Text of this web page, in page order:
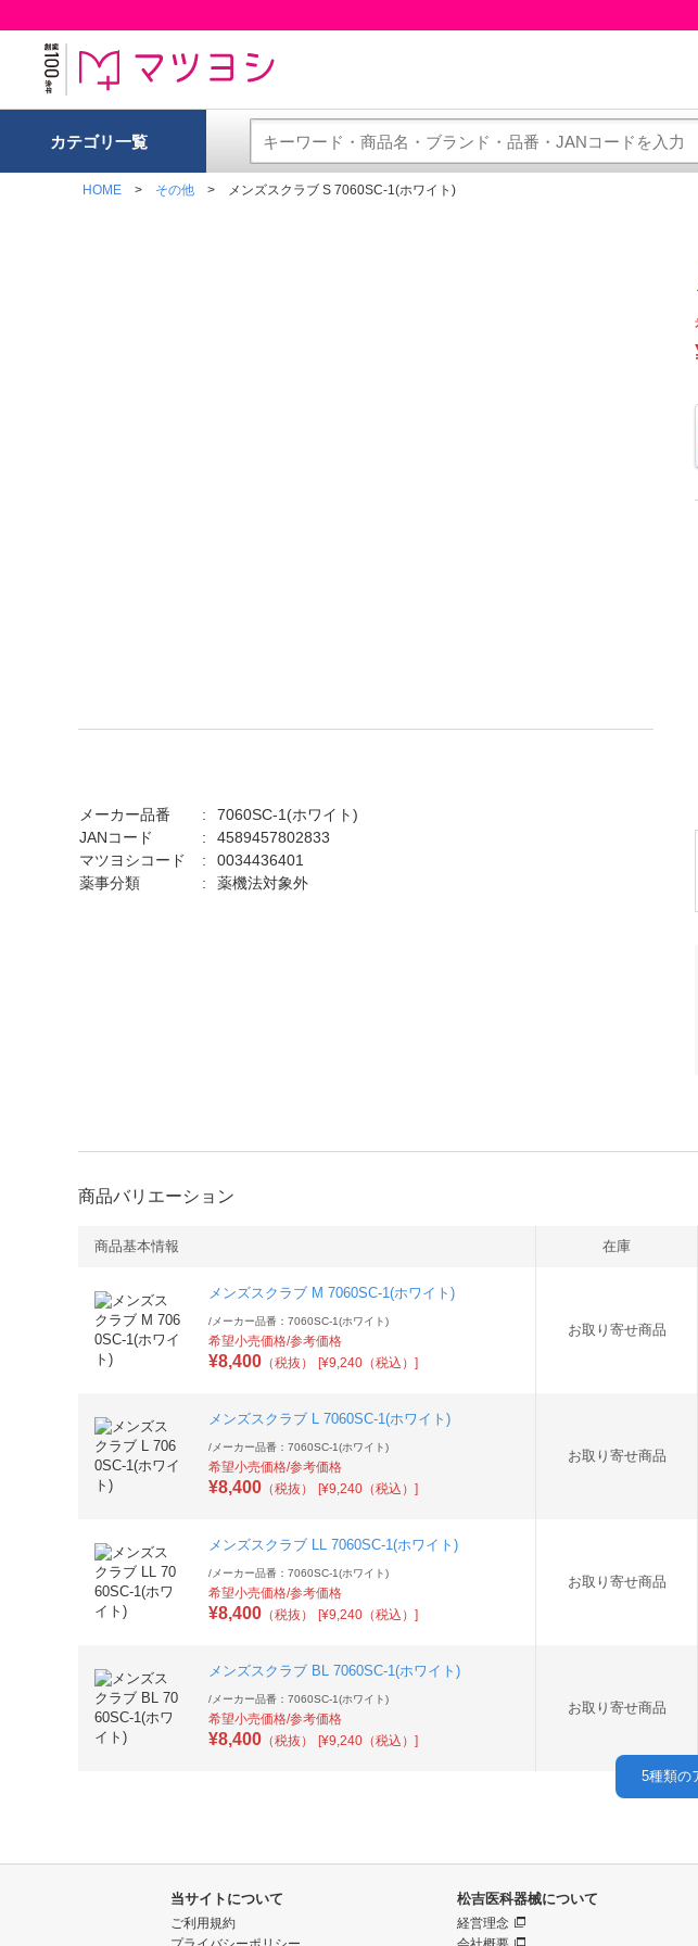
カテゴリ一覧
HOME その他 メンズスクラブ S 7060SC-1(ホワイト)
メーカー品番
7060SC-1(ホワイト)
JANコード
4589457802833
マツヨシコード
0034436401
薬事分類
薬機法対象外
商品バリエーション
商品基本情報 在庫
メンズスクラブ M 7060SC-1(ホワイト)
/ メーカー品番：7060SC-1(ホワイト)
希望小売価格/参考価格
¥8,400 （税抜） [¥9,240（税込）]
お取り寄せ商品
メンズスクラブ L 7060SC-1(ホワイト)
/ メーカー品番：7060SC-1(ホワイト)
希望小売価格/参考価格
¥8,400 （税抜） [¥9,240（税込）]
お取り寄せ商品
メンズスクラブ LL 7060SC-1(ホワイト)
/ メーカー品番：7060SC-1(ホワイト)
希望小売価格/参考価格
¥8,400 （税抜） [¥9,240（税込）]
お取り寄せ商品
メンズスクラブ BL 7060SC-1(ホワイト)
/ メーカー品番：7060SC-1(ホワイト)
希望小売価格/参考価格
¥8,400 （税抜） [¥9,240（税込）]
お取り寄せ商品
5種類の
当サイトについて
ご利用規約
松吉医科器械について
経営理念